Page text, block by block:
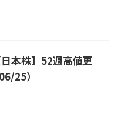
日本株】52週高値更
25）